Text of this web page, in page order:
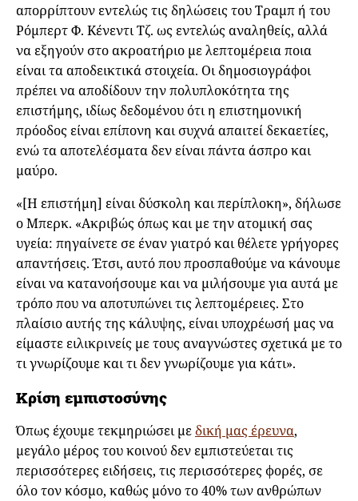
απορρίπτουν εντελώς τις δηλώσεις του Τραμπ ή του
Ρόμπερτ Φ. Κένεντι Τζ. ως εντελώς αναληθείς, αλλά
να εξηγούν στο ακροατήριο με λεπτομέρεια ποια
είναι τα αποδεικτικά στοιχεία. Οι δημοσιογράφοι
πρέπει να αποδίδουν την πολυπλοκότητα της
επιστήμης, ιδίως δεδομένου ότι η επιστημονική
πρόοδος είναι επίπονη και συχνά απαιτεί δεκαετίες,
ενώ τα αποτελέσματα δεν είναι πάντα άσπρο και
μαύρο.
«[Η επιστήμη] είναι δύσκολη και περίπλοκη», δήλωσε
ο Μπερκ. «Ακριβώς όπως και με την ατομική σας
υγεία: πηγαίνετε σε έναν γιατρό και θέλετε γρήγορες
απαντήσεις. Έτσι, αυτό που προσπαθούμε να κάνουμε
είναι να κατανοήσουμε και να μιλήσουμε για αυτά με
τρόπο που να αποτυπώνει τις λεπτομέρειες. Στο
πλαίσιο αυτής της κάλυψης, είναι υποχρέωσή μας να
είμαστε ειλικρινείς με τους αναγνώστες σχετικά με το
τι γνωρίζουμε και τι δεν γνωρίζουμε για κάτι».
Κρίση εμπιστοσύνης
Όπως έχουμε τεκμηριώσει μεδική μας έρευνα,
μεγάλο μέρος του κοινού δεν εμπιστεύεται τις
περισσότερες ειδήσεις, τις περισσότερες φορές, σε
όλο τον κόσμο, καθώς μόνο το 40% των ανθρώπων